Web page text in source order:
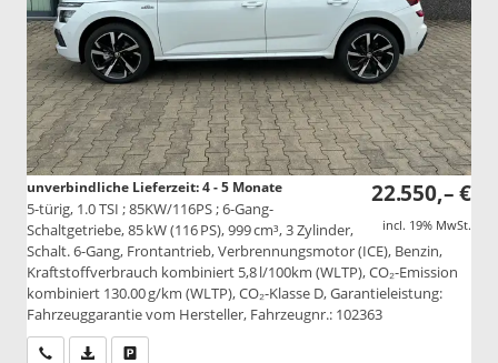
22.550,– €
incl. 19% MwSt.
unverbindliche Lieferzeit: 4 - 5 Monate
5-türig, 1.0 TSI ; 85KW/116PS ; 6-Gang-
Schaltgetriebe, 85 kW (116 PS), 999 cm³, 3 Zylinder,
Schalt. 6-Gang, Frontantrieb, Verbrennungsmotor (ICE), Benzin,
Kraftstoffverbrauch kombiniert 5,8 l/100km (WLTP), CO₂-Emission
kombiniert 130.00 g/km (WLTP), CO₂-Klasse D, Garantieleistung:
Fahrzeuggarantie vom Hersteller, Fahrzeugnr.: 102363
Wir rufen Sie anPDF-Datei, Fahrzeugexposé drucken